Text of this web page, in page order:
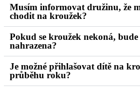
Musím informovat družinu, že
chodit na kroužek?
Pokud se kroužek nekoná,
nahrazena?
Je možné přihlašovat dítě na
průběhu roku?